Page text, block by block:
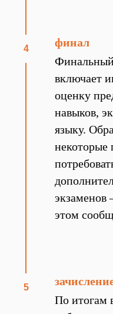
финал
Финальный
включает
оценку
навыков,
языку.
некоторые
экзаменов
этом
По итогам